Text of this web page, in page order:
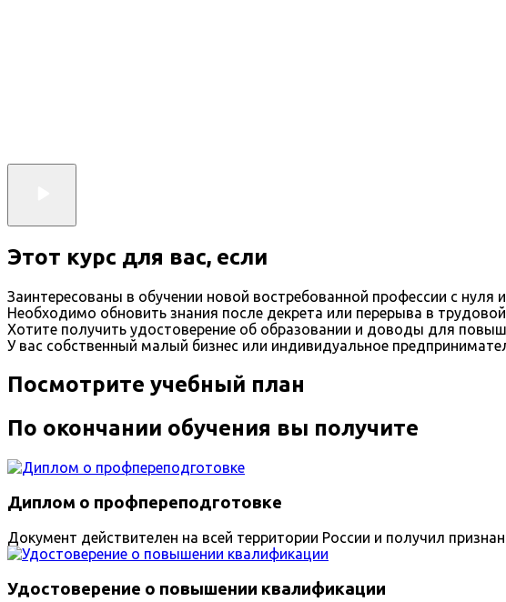
Этот курс для вас, если
Заинтересованы в обучении новой востребованной профессии с нуля
Необходимо обновить знания после декрета или перерыва в
Хотите получить удостоверение об образовании и доводы для
У вас собственный малый бизнес или индивидуальное
Посмотрите учебный план
По окончании обучения вы получите
Диплом о профпереподготовке
Документ действителен на всей территории России и получил
Удостоверение о повышении квалификации